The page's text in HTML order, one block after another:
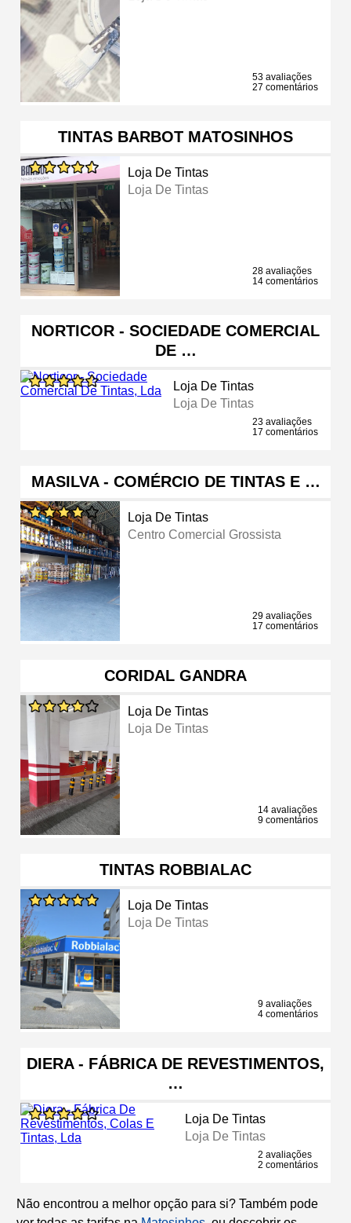
53 avaliações
27 comentários
TINTAS BARBOT MATOSINHOS
Loja De Tintas
Loja De Tintas
28 avaliações
14 comentários
NORTICOR - SOCIEDADE COMERCIAL
DE …
Loja De Tintas
Loja De Tintas
23 avaliações
17 comentários
MASILVA - COMÉRCIO DE TINTAS E …
Loja De Tintas
Centro Comercial Grossista
29 avaliações
17 comentários
CORIDAL GANDRA
Loja De Tintas
Loja De Tintas
14 avaliações
9 comentários
TINTAS ROBBIALAC
Loja De Tintas
Loja De Tintas
9 avaliações
4 comentários
DIERA - FÁBRICA DE REVESTIMENTOS,
…
Loja De Tintas
Loja De Tintas
2 avaliações
2 comentários
Não encontrou a melhor opção para si? Também pode